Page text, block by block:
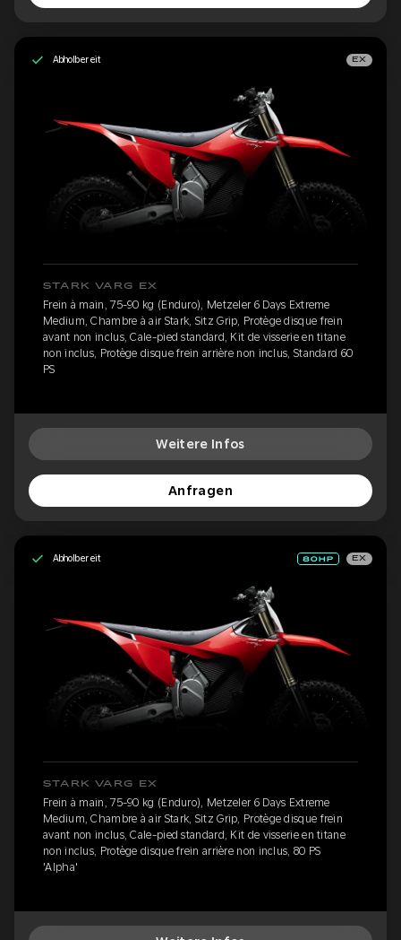
Abholbereit EX
STARK VARG EX
Frein à main, 75-90 kg (Enduro), Metzeler 6 Days Extreme
Medium, Chambre à air Stark, Sitz Grip, Protège disque frein
avant non inclus, Cale-pied standard, Kit de visserie en titane
non inclus, Protège disque frein arrière non inclus, Standard 60
PS
Weitere Infos
Anfragen
Abholbereit EX
STARK VARG EX
Frein à main, 75-90 kg (Enduro), Metzeler 6 Days Extreme
Medium, Chambre à air Stark, Sitz Grip, Protège disque frein
avant non inclus, Cale-pied standard, Kit de visserie en titane
non inclus, Protège disque frein arrière non inclus, 80 PS
'Alpha'